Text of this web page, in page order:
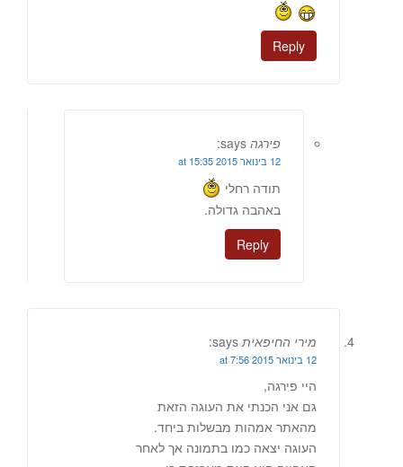
Reply
פירגה says:
12 בינואר 2015 at 15:35
תודה רחלי
באהבה גדולה.
Reply
מירי החיפאית says:
12 בינואר 2015 at 7:56
היי פירגה,
גם אני הכנתי את העוגה הזאת
מהאתר אמהות מבשלות ביחד.
העוגה יצאה כמו בתמונה אך לאחר